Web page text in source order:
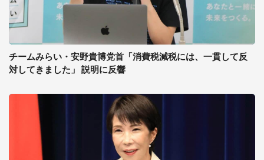
チームみらい・安野貴博党首「消費税減税には、一貫して反
対してきました」 説明に反響